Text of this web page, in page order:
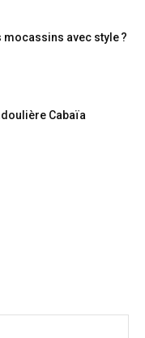
avec style ?
Cabaïa